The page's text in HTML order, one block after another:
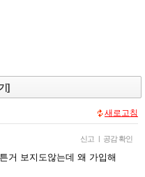
]
새로고침
신고 | 공감 확인
거 보지도않는데 왜 가입해